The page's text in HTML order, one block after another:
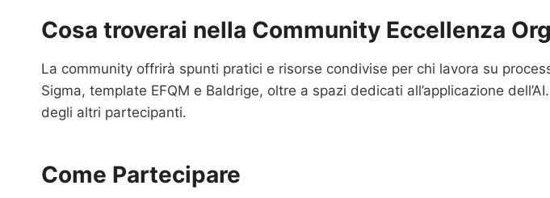
Cosa troverai nella Community Eccellenza
La community offrirà spunti pratici e risorse condivise per chi lavora su
Sigma, template EFQM e Baldrige, oltre a spazi dedicati all’applicazione
degli altri partecipanti.
Come Partecipare